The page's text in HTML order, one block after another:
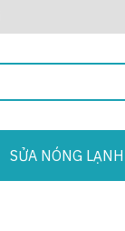
SỬA NÓNG LẠNH